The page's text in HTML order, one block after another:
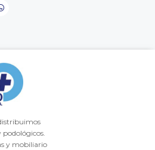
podológicos.
y mobiliario